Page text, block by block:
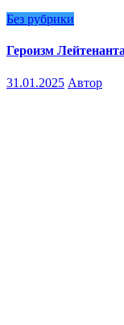
Без рубрики
Героизм
31.01.2025 Автор